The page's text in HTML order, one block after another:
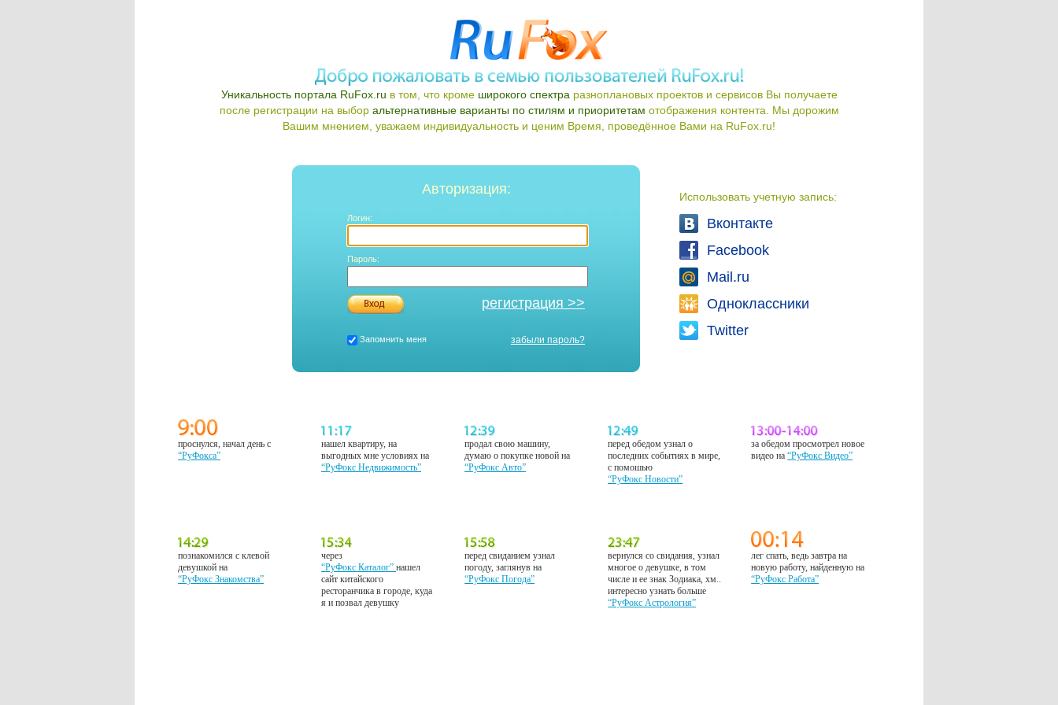
Уникальность портала RuFox.ru в том, что кроме широкого спектра разноплановых проектов и сервисов Вы получаете
после регистрации на выбор альтернативные варианты по стилям и приоритетам отображения контента. Мы дорожим
Вашим мнением, уважаем индивидуальность и ценим Время, проведённое Вами на RuFox.ru!
Использовать учетную запись:
Вконтакте
Facebook
Mail.ru
Одноклассники
Twitter
Авторизация:
Логин:
Пароль:
регистрация >>
Запомнить меня забыли пароль?
проснулся, начал день с
“РуФокса”
нашел квартиру, на
выгодных мне условиях на
“РуФокс Недвижимость”
продал свою машину,
думаю о покупке новой на
“РуФокс Авто”
перед обедом узнал о
последних событиях в мире,
с помошью
“РуФокс Новости”
за обедом просмотрел новое
видео на“РуФокс Видео”
познакомился с клевой
девушкой на
“РуФокс Знакомства”
через
“РуФокс Каталог”нашел
сайт китайского
ресторанчика в городе, куда
я и позвал девушку
перед свиданием узнал
погоду, заглянув на
“РуФокс Погода”
вернулся со свидания, узнал
многое о девушке, в том
числе и ее знак Зодиака, хм..
интересно узнать больше
“РуФокс Астрология”
лег спать, ведь завтра на
новую работу, найденную на
“РуФокс Работа”